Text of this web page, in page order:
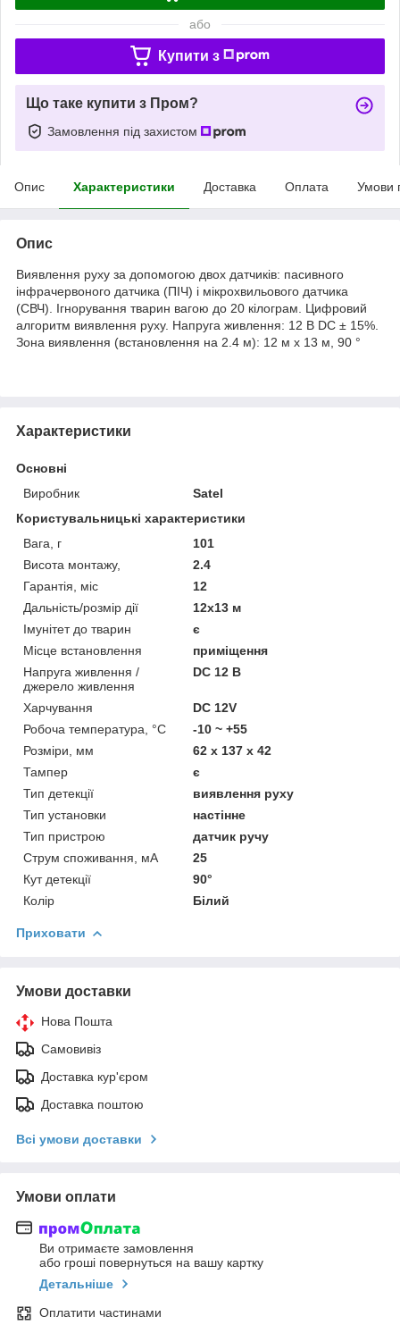
або
Купити з
Що таке купити з Пром?
Замовлення під захистом
Опис Характеристики Доставка Оплата Умови
Опис
Виявлення руху за допомогою двох датчиків: пасивного
інфрачервоного датчика (ПІЧ) і мікрохвильового датчика
(СВЧ). Ігнорування тварин вагою до 20 кілограм. Цифровий
алгоритм виявлення руху. Напруга живлення: 12 В DC ± 15%.
Зона виявлення (встановлення на 2.4 м): 12 м x 13 м, 90 °
Характеристики
Основні
Виробник
Satel
Користувальницькі характеристики
Вага, г
101
Висота монтажу,
2.4
Гарантія, міс
12
Дальність/розмір дії
12х13 м
Імунітет до тварин
є
Місце встановлення
приміщення
Напруга живлення /
джерело живлення
DC 12 В
Харчування
DC 12V
Робоча температура, °C
-10 ~ +55
Розміри, мм
62 x 137 x 42
Тампер
є
Тип детекції
виявлення руху
Тип установки
настінне
Тип пристрою
датчик ручу
Струм споживання, мА
25
Кут детекції
90°
Колір
Білий
Приховати
Умови доставки
Нова Пошта
Самовивіз
Доставка кур'єром
Доставка поштою
Всі умови доставки
Умови оплати
Ви отримаєте замовлення
або гроші повернуться на вашу картку
Детальніше
Оплатити частинами